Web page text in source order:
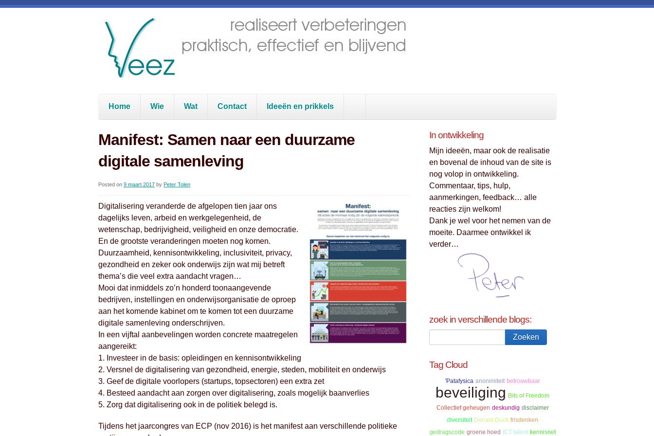
Home Wie Wat Contact Ideeën en prikkels
Manifest: Samen naar een duurzame
digitale samenleving
Posted on 9 maart 2017 by Peter Tolen
Digitalisering veranderde de afgelopen tien jaar ons
dagelijks leven, arbeid en werkgelegenheid, de
wetenschap, bedrijvigheid, veiligheid en onze democratie.
En de grootste veranderingen moeten nog komen.
Duurzaamheid, kennisontwikkeling, inclusiviteit, privacy,
gezondheid en zeker ook onderwijs zijn wat mij betreft
thema’s die veel extra aandacht vragen…
Mooi dat inmiddels zo’n honderd toonaangevende
bedrijven, instellingen en onderwijsorganisatie de oproep
aan het komende kabinet om te komen tot een duurzame
digitale samenleving onderschrijven.
In een vijftal aanbevelingen worden concrete maatregelen
aangereikt:
1. Investeer in de basis: opleidingen en kennisontwikkeling
2. Versnel de digitalisering van gezondheid, energie, steden, mobiliteit en onderwijs
3. Geef de digitale voorlopers (startups, topsectoren) een extra zet
4. Besteed aandacht aan zorgen over digitalisering, zoals mogelijk baanverlies
5. Zorg dat digitalisering ook in de politiek belegd is.
Tijdens het jaarcongres van ECP (nov 2016) is het manifest aan verschillende politieke
In ontwikkeling
Mijn ideeën, maar ook de realisatie
en bovenal de inhoud van de site is
nog volop in ontwikkeling.
Commentaar, tips, hulp,
aanmerkingen, feedback… alle
reacties zijn welkom!
Dank je wel voor het nemen van de
moeite. Daarmee ontwikkel ik
verder…
zoek in verschillende blogs:
Tag Cloud
'Patafysica anonimiteit betrouwbaar
beveiliging Bits of Freedom
Collectief geheugen deskundig disclaimer
diversiteit Donald Duck frisdenken
gedragscode groene hoed ICT talent kennisnet